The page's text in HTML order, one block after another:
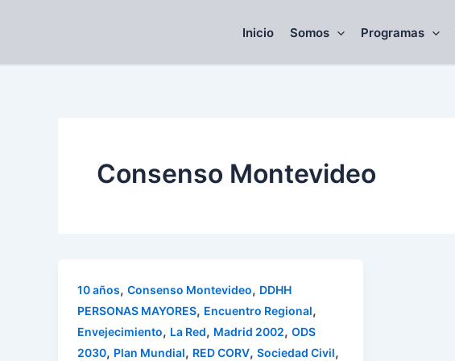
Inicio Somos Programas
Consenso Montevideo
10 años, Consenso Montevideo, DDHH
PERSONAS MAYORES, Encuentro Regional,
Envejecimiento, La Red, Madrid 2002, ODS
2030, Plan Mundial, RED CORV, Sociedad Civil,